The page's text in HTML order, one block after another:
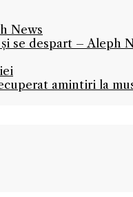
News
se despart – Aleph
amintiri la